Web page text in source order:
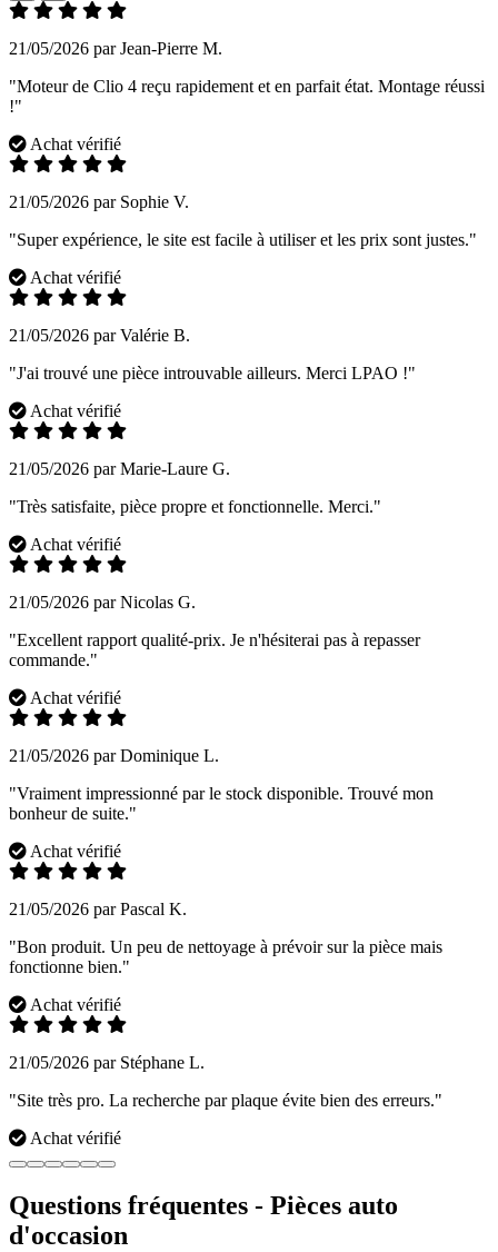
21/05/2026 par Jean-Pierre M.
"Moteur de Clio 4 reçu rapidement et en parfait état. Montage réussi
!"
Achat vérifié
21/05/2026 par Sophie V.
"Super expérience, le site est facile à utiliser et les prix sont justes."
Achat vérifié
21/05/2026 par Valérie B.
"J'ai trouvé une pièce introuvable ailleurs. Merci LPAO !"
Achat vérifié
21/05/2026 par Marie-Laure G.
"Très satisfaite, pièce propre et fonctionnelle. Merci."
Achat vérifié
21/05/2026 par Nicolas G.
"Excellent rapport qualité-prix. Je n'hésiterai pas à repasser
commande."
Achat vérifié
21/05/2026 par Dominique L.
"Vraiment impressionné par le stock disponible. Trouvé mon
bonheur de suite."
Achat vérifié
21/05/2026 par Pascal K.
"Bon produit. Un peu de nettoyage à prévoir sur la pièce mais
fonctionne bien."
Achat vérifié
21/05/2026 par Stéphane L.
"Site très pro. La recherche par plaque évite bien des erreurs."
Achat vérifié
Questions fréquentes - Pièces auto
d'occasion